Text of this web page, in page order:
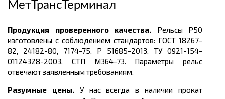
МетТрансТерминал
Продукция проверенного качества. Рельсы Р50
изготовлены с соблюдением стандартов: ГОСТ 18267-
82, 24182-80, 7174-75, Р 51685-2013, ТУ 0921-154-
01124328-2003, СТП М364-73. Параметры рельс
отвечают заявленным требованиям.
Разумные цены. У нас всегда в наличии прокат